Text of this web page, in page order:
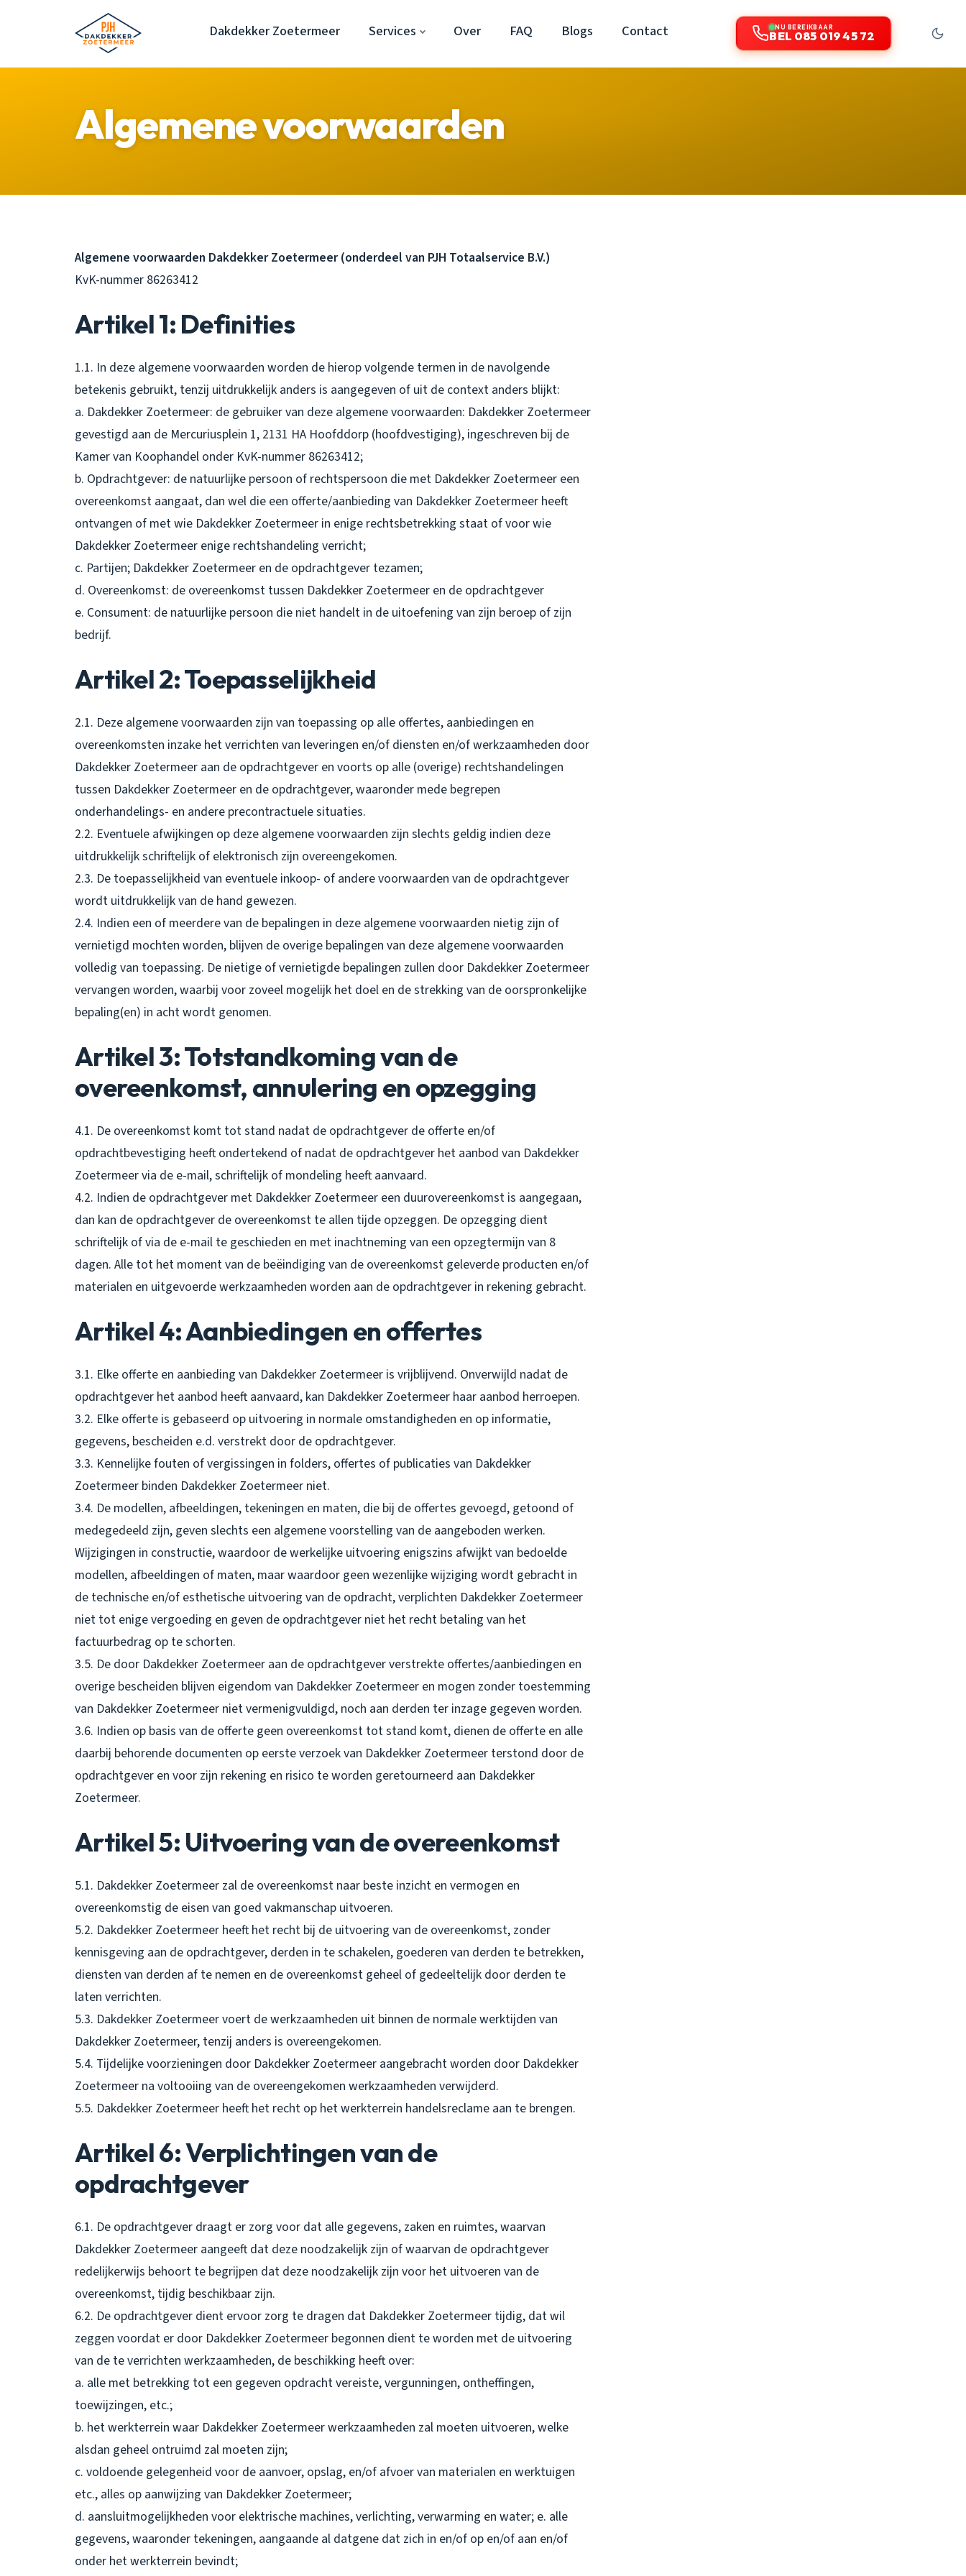
Dakdekker Zoetermeer Services Over FAQ Blogs Contact NU BEREIKBAAR
BEL 085 019 45 72
Algemene voorwaarden
Algemene voorwaarden Dakdekker Zoetermeer (onderdeel van PJH Totaalservice B.V.)
KvK-nummer 86263412
Artikel 1: Definities
1.1. In deze algemene voorwaarden worden de hierop volgende termen in de navolgende
betekenis gebruikt, tenzij uitdrukkelijk anders is aangegeven of uit de context anders blijkt:
a. Dakdekker Zoetermeer: de gebruiker van deze algemene voorwaarden: Dakdekker Zoetermeer
gevestigd aan de Mercuriusplein 1, 2131 HA Hoofddorp (hoofdvestiging), ingeschreven bij de
Kamer van Koophandel onder KvK-nummer 86263412;
b. Opdrachtgever: de natuurlijke persoon of rechtspersoon die met Dakdekker Zoetermeer een
overeenkomst aangaat, dan wel die een offerte/aanbieding van Dakdekker Zoetermeer heeft
ontvangen of met wie Dakdekker Zoetermeer in enige rechtsbetrekking staat of voor wie
Dakdekker Zoetermeer enige rechtshandeling verricht;
c. Partijen; Dakdekker Zoetermeer en de opdrachtgever tezamen;
d. Overeenkomst: de overeenkomst tussen Dakdekker Zoetermeer en de opdrachtgever
e. Consument: de natuurlijke persoon die niet handelt in de uitoefening van zijn beroep of zijn
bedrijf.
Artikel 2: Toepasselijkheid
2.1. Deze algemene voorwaarden zijn van toepassing op alle offertes, aanbiedingen en
overeenkomsten inzake het verrichten van leveringen en/of diensten en/of werkzaamheden door
Dakdekker Zoetermeer aan de opdrachtgever en voorts op alle (overige) rechtshandelingen
tussen Dakdekker Zoetermeer en de opdrachtgever, waaronder mede begrepen
onderhandelings- en andere precontractuele situaties.
2.2. Eventuele afwijkingen op deze algemene voorwaarden zijn slechts geldig indien deze
uitdrukkelijk schriftelijk of elektronisch zijn overeengekomen.
2.3. De toepasselijkheid van eventuele inkoop- of andere voorwaarden van de opdrachtgever
wordt uitdrukkelijk van de hand gewezen.
2.4. Indien een of meerdere van de bepalingen in deze algemene voorwaarden nietig zijn of
vernietigd mochten worden, blijven de overige bepalingen van deze algemene voorwaarden
volledig van toepassing. De nietige of vernietigde bepalingen zullen door Dakdekker Zoetermeer
vervangen worden, waarbij voor zoveel mogelijk het doel en de strekking van de oorspronkelijke
bepaling(en) in acht wordt genomen.
Artikel 3: Totstandkoming van de
overeenkomst, annulering en opzegging
4.1. De overeenkomst komt tot stand nadat de opdrachtgever de offerte en/of
opdrachtbevestiging heeft ondertekend of nadat de opdrachtgever het aanbod van Dakdekker
Zoetermeer via de e-mail, schriftelijk of mondeling heeft aanvaard.
4.2. Indien de opdrachtgever met Dakdekker Zoetermeer een duurovereenkomst is aangegaan,
dan kan de opdrachtgever de overeenkomst te allen tijde opzeggen. De opzegging dient
schriftelijk of via de e-mail te geschieden en met inachtneming van een opzegtermijn van 8
dagen. Alle tot het moment van de beëindiging van de overeenkomst geleverde producten en/of
materialen en uitgevoerde werkzaamheden worden aan de opdrachtgever in rekening gebracht.
Artikel 4: Aanbiedingen en offertes
3.1. Elke offerte en aanbieding van Dakdekker Zoetermeer is vrijblijvend. Onverwijld nadat de
opdrachtgever het aanbod heeft aanvaard, kan Dakdekker Zoetermeer haar aanbod herroepen.
3.2. Elke offerte is gebaseerd op uitvoering in normale omstandigheden en op informatie,
gegevens, bescheiden e.d. verstrekt door de opdrachtgever.
3.3. Kennelijke fouten of vergissingen in folders, offertes of publicaties van Dakdekker
Zoetermeer binden Dakdekker Zoetermeer niet.
3.4. De modellen, afbeeldingen, tekeningen en maten, die bij de offertes gevoegd, getoond of
medegedeeld zijn, geven slechts een algemene voorstelling van de aangeboden werken.
Wijzigingen in constructie, waardoor de werkelijke uitvoering enigszins afwijkt van bedoelde
modellen, afbeeldingen of maten, maar waardoor geen wezenlijke wijziging wordt gebracht in
de technische en/of esthetische uitvoering van de opdracht, verplichten Dakdekker Zoetermeer
niet tot enige vergoeding en geven de opdrachtgever niet het recht betaling van het
factuurbedrag op te schorten.
3.5. De door Dakdekker Zoetermeer aan de opdrachtgever verstrekte offertes/aanbiedingen en
overige bescheiden blijven eigendom van Dakdekker Zoetermeer en mogen zonder toestemming
van Dakdekker Zoetermeer niet vermenigvuldigd, noch aan derden ter inzage gegeven worden.
3.6. Indien op basis van de offerte geen overeenkomst tot stand komt, dienen de offerte en alle
daarbij behorende documenten op eerste verzoek van Dakdekker Zoetermeer terstond door de
opdrachtgever en voor zijn rekening en risico te worden geretourneerd aan Dakdekker
Zoetermeer.
Artikel 5: Uitvoering van de overeenkomst
5.1. Dakdekker Zoetermeer zal de overeenkomst naar beste inzicht en vermogen en
overeenkomstig de eisen van goed vakmanschap uitvoeren.
5.2. Dakdekker Zoetermeer heeft het recht bij de uitvoering van de overeenkomst, zonder
kennisgeving aan de opdrachtgever, derden in te schakelen, goederen van derden te betrekken,
diensten van derden af te nemen en de overeenkomst geheel of gedeeltelijk door derden te
laten verrichten.
5.3. Dakdekker Zoetermeer voert de werkzaamheden uit binnen de normale werktijden van
Dakdekker Zoetermeer, tenzij anders is overeengekomen.
5.4. Tijdelijke voorzieningen door Dakdekker Zoetermeer aangebracht worden door Dakdekker
Zoetermeer na voltooiing van de overeengekomen werkzaamheden verwijderd.
5.5. Dakdekker Zoetermeer heeft het recht op het werkterrein handelsreclame aan te brengen.
Artikel 6: Verplichtingen van de
opdrachtgever
6.1. De opdrachtgever draagt er zorg voor dat alle gegevens, zaken en ruimtes, waarvan
Dakdekker Zoetermeer aangeeft dat deze noodzakelijk zijn of waarvan de opdrachtgever
redelijkerwijs behoort te begrijpen dat deze noodzakelijk zijn voor het uitvoeren van de
overeenkomst, tijdig beschikbaar zijn.
6.2. De opdrachtgever dient ervoor zorg te dragen dat Dakdekker Zoetermeer tijdig, dat wil
zeggen voordat er door Dakdekker Zoetermeer begonnen dient te worden met de uitvoering
van de te verrichten werkzaamheden, de beschikking heeft over:
a. alle met betrekking tot een gegeven opdracht vereiste, vergunningen, ontheffingen,
toewijzingen, etc.;
b. het werkterrein waar Dakdekker Zoetermeer werkzaamheden zal moeten uitvoeren, welke
alsdan geheel ontruimd zal moeten zijn;
c. voldoende gelegenheid voor de aanvoer, opslag, en/of afvoer van materialen en werktuigen
etc., alles op aanwijzing van Dakdekker Zoetermeer;
d. aansluitmogelijkheden voor elektrische machines, verlichting, verwarming en water; e. alle
gegevens, waaronder tekeningen, aangaande al datgene dat zich in en/of op en/of aan en/of
onder het werkterrein bevindt;